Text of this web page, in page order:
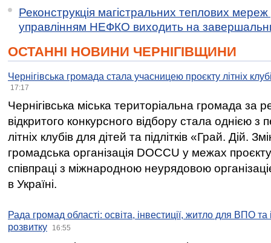
Реконструкція магістральних теплових мереж
управлінням НЕФКО виходить на
ОСТАННІ НОВИНИ ЧЕРНІГІВЩИНИ
Чернігівська громада стала учасницею проєкту літніх
17:17
Чернігівська міська територіальна громада за
відкритого конкурсного відбору стала однією
літніх клубів для дітей та підлітків «Грай. Дій.
громадська організація DOCCU у межах
співпраці з міжнародною неурядовою
в Україні.
Рада громад області: освіта, інвестиції, житло для ВПО
розвитку
16:55